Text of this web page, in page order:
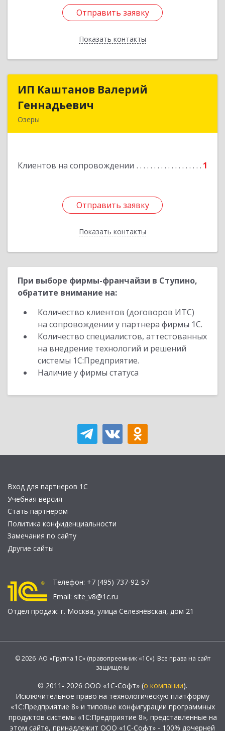
Отправить заявку
Показать контакты
Отправить заявку
Назад
ИП Каштанов Валерий
Геннадьевич
Озеры
Клиентов на сопровождении 1
Отправить заявку
Показать контакты
ИП Каштанов Валерий
Подробнее
Отправить заявку
Назад
При выборе фирмы-франчайзи в Ступино,
обратите внимание на:
Количество клиентов (договоров ИТС)
на сопровождении у партнера фирмы 1С.
Количество специалистов, аттестованных
на внедрение технологий и решений
системы 1С:Предприятие.
Наличие у фирмы статуса
Вход для партнеров 1С
Учебная версия
Стать партнером
Политика конфиденциальности
Замечания по сайту
Другие сайты
Телефон: +7 (495) 737-92-57
Email: site_v8@1c.ru
Отдел продаж: г. Москва, улица Селезнёвская, дом 21
© 2026 АО «Группа 1С» (правопреемник «1С»). Все права на сайт
защищены
© 2011- 2026 ООО «1С-Софт» (о компании).
Исключительное право на технологическую платформу
«1С:Предприятие 8» и типовые конфигурации программных
продуктов системы «1С:Предприятие 8», представленные на
этом сайте, принадлежит ООО «1С-Софт» - 100% дочерней